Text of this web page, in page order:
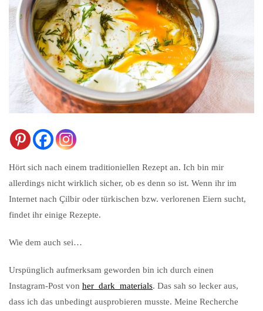
Hört sich nach einem traditioniellen Rezept an. Ich bin mir
allerdings nicht wirklich sicher, ob es denn so ist. Wenn ihr im
Internet nach Çilbir oder türkischen bzw. verlorenen Eiern sucht,
findet ihr einige Rezepte.
Wie dem auch sei…
Urspünglich aufmerksam geworden bin ich durch einen
Instagram-Post von her_dark_materials. Das sah so lecker aus,
dass ich das unbedingt ausprobieren musste. Meine Recherche